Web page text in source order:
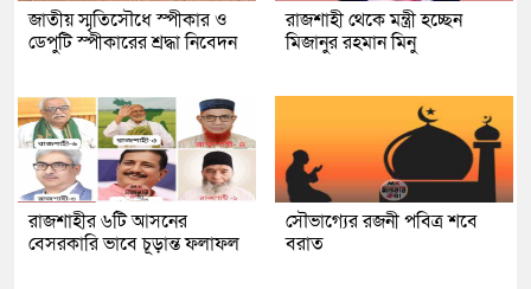
জাতীয় স্মৃতিসৌধে স্পীকার ও
ডেপুটি স্পীকারের শ্রদ্ধা নিবেদন
রাজশাহী থেকে মন্ত্রী হচ্ছেন
মিজানুর রহমান মিনু
রাজশাহীর ৬টি আসনের
বেসরকারি ভাবে চূড়ান্ত ফলাফল
সৌভাগ্যের রজনী পবিত্র শবে
বরাত